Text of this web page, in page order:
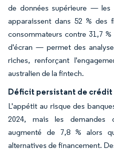
de données supérieure — les
apparaissent dans 52 % des
consommateurs contre 31,7
d'écran — permet des
riches, renforçant
australien de la fintech.
Déficit persistant de crédit
L'appétit au risque des
2024, mais les demandes
augmenté de 7,8 % alors
alternatives de financement.